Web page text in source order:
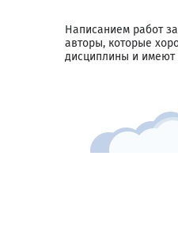
Написанием работ
авторы, которые
дисциплины и имеют